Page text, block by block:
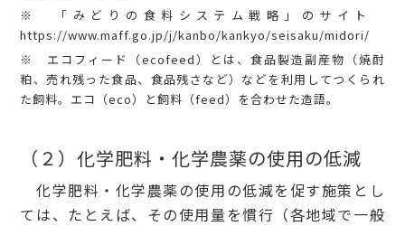
※ 「みどりの食料システム戦略」のサイト
https://www.maff.go.jp/j/kanbo/kankyo/seisaku/midori/
※ エコフィード（ecofeed）とは、食品製造副産物（焼酎
粕、売れ残った食品、食品残さなど）などを利用してつくられ
た飼料。エコ（eco）と飼料（feed）を合わせた造語。
（２）化学肥料・化学農薬の使用の低減
化学肥料・化学農薬の使用の低減を促す施策とし
ては、たとえば、その使用量を慣行（各地域で一般